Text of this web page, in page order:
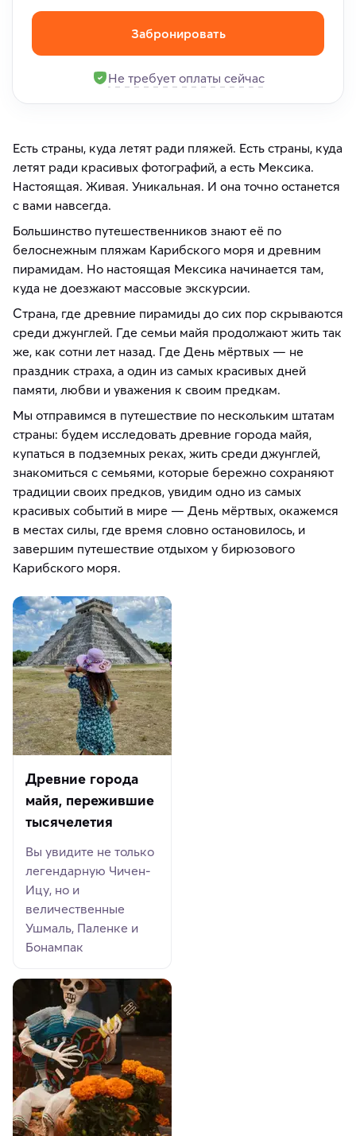
Забронировать
Не требует оплаты сейчас
Есть страны, куда летят ради пляжей. Есть страны, куда
летят ради красивых фотографий, а есть Мексика.
Настоящая. Живая. Уникальная. И она точно останется
с вами навсегда.
Большинство путешественников знают её по
белоснежным пляжам Карибского моря и древним
пирамидам. Но настоящая Мексика начинается там,
куда не доезжают массовые экскурсии.
Страна, где древние пирамиды до сих пор скрываются
среди джунглей. Где семьи майя продолжают жить так
же, как сотни лет назад. Где День мёртвых — не
праздник страха, а один из самых красивых дней
памяти, любви и уважения к своим предкам.
Мы отправимся в путешествие по нескольким штатам
страны: будем исследовать древние города майя,
купаться в подземных реках, жить среди джунглей,
знакомиться с семьями, которые бережно сохраняют
традиции своих предков, увидим одно из самых
красивых событий в мире — День мёртвых, окажемся
в местах силы, где время словно остановилось, и
завершим путешествие отдыхом у бирюзового
Карибского моря.
Древние города
майя, пережившие
тысячелетия
Вы увидите не только
легендарную Чичен-
Ицу, но и
величественные
Ушмаль, Паленке и
Бонампак